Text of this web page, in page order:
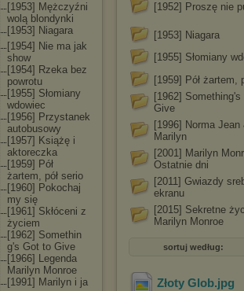
[1953] Mężczyźni
wolą blondynki
[1953] Niagara
[1954] Nie ma jak
show
[1954] Rzeka bez
powrotu
[1955] Słomiany
wdowiec
[1956] Przystanek
autobusowy
[1957] Książę i
aktorecz ka
[1959] Pół
żartem, pół serio
[1960] Pokochaj
my się
[1961] Skłóceni z
życiem
[1962] Somethin
g's Got to Give
[1966] Legenda
Marilyn Monroe
[1991] Marilyn i ja
[1952] Proszę nie
[1953] Niagara
[1955] Słomiany
[1959] Pół żartem,
[1962]
Give
[1996] Norma Jean
Marilyn
[2001] Marilyn
Ostatnie dni
[2011] Gwiazdy
ekranu
[2015] Sekretne
Marilyn Monroe
sortuj według:
Złoty Glob.jpg